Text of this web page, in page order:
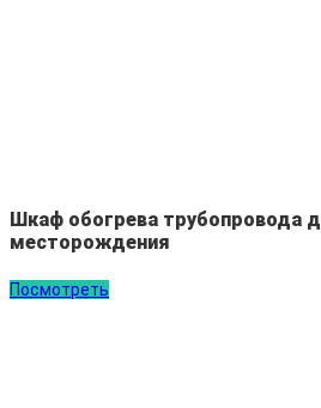
Шкаф обогрева трубопровода
месторождения
Посмотреть